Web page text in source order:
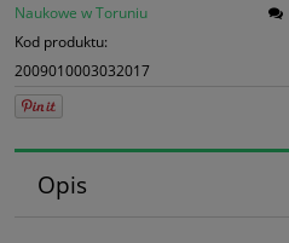
Naukowe w Toruniu
Kod produktu:
2009010003032017
Opis